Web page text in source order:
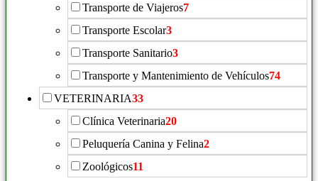
Transporte de Viajeros7
Transporte Escolar3
Transporte Sanitario3
Transporte y Mantenimiento de Vehículos74
VETERINARIA33
Clínica Veterinaria20
Peluquería Canina y Felina2
Zoológicos11